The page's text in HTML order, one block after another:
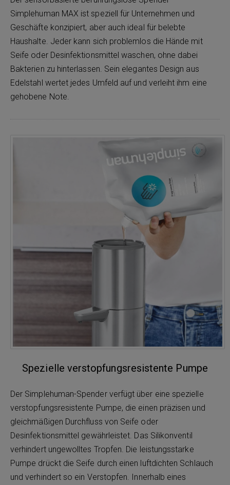
Simplehuman MAX ist speziell für Unternehmen und
Geschäfte konzipiert, aber auch ideal für belebte
Haushalte. Jeder kann sich problemlos die Hände mit
Seife oder Desinfektionsmittel waschen, ohne dabei
Bakterien zu hinterlassen. Sein elegantes Design aus
Edelstahl wertet jedes Umfeld auf und verleiht ihm eine
gehobene Note.
Spezielle verstopfungsresistente Pumpe
Der Simplehuman-Spender verfügt über eine spezielle
verstopfungsresistente Pumpe, die einen präzisen und
gleichmäßigen Durchfluss von Seife oder
Desinfektionsmittel gewährleistet. Das Silikonventil
verhindert ungewolltes Tropfen. Die leistungsstarke
Pumpe drückt die Seife durch einen luftdichten Schlauch
und verhindert so ein Verstopfen. Innerhalb eines